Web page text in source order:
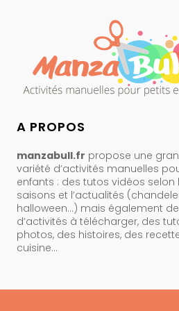
A PROPOS
manzabull.fr propose une
variété d’activités manuelles
enfants : des tutos vidéos selon
saisons et l’actualités
halloween…) mais également
d’activités à télécharger, des
photos, des histoires, des
cuisine…